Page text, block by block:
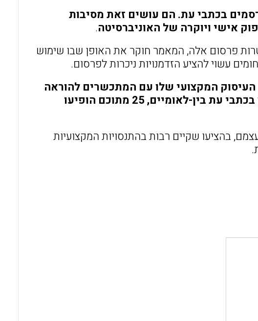
בכתבי עת. הם עושים זאת מסיבות
אישי ויוקרה של האוניברסיטה.
פרסום אלה, המאמר חוקר את האופן שבו שימוש
עשוי להציע הזדמנויות ניכרות לפרסום.
המקצועי שלו עם המתכשרים להוראה
הוביל למספר ניכר של פרסומים, 34 מתוכם הופיעו בכתבי עת בין-לאומיים, 25 מתוכם הופיעו
בהציעו שקיים רבות בהתנסויות המקצועיות